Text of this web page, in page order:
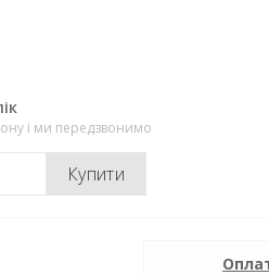
і ми передзвонимо
Купити